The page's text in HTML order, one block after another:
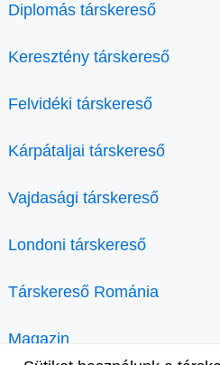
Diplomás társkereső
Keresztény társkereső
Felvidéki társkereső
Kárpátaljai társkereső
Vajdasági társkereső
Londoni társkereső
Társkereső Románia
Magazin